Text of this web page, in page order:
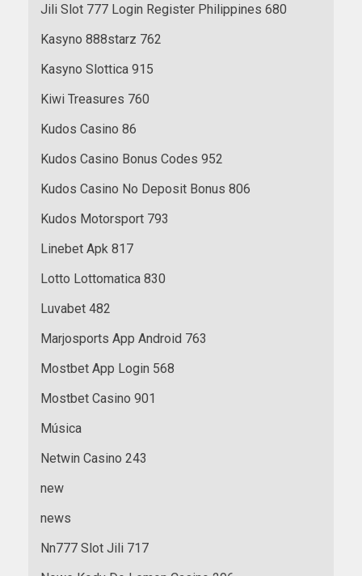
Jili Slot 777 Login Register Philippines 680
Kasyno 888starz 762
Kasyno Slottica 915
Kiwi Treasures 760
Kudos Casino 86
Kudos Casino Bonus Codes 952
Kudos Casino No Deposit Bonus 806
Kudos Motorsport 793
Linebet Apk 817
Lotto Lottomatica 830
Luvabet 482
Marjosports App Android 763
Mostbet App Login 568
Mostbet Casino 901
Música
Netwin Casino 243
new
news
Nn777 Slot Jili 717